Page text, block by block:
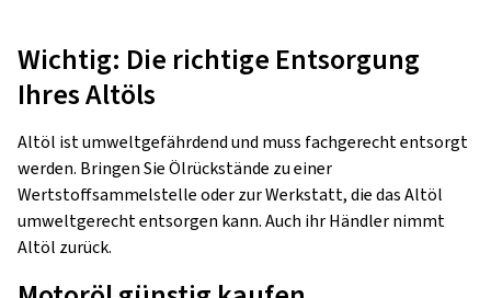
Wichtig: Die richtige Entsorgung
Ihres Altöls
Altöl ist umweltgefährdend und muss fachgerecht entsorgt
werden. Bringen Sie Ölrückstände zu einer
Wertstoffsammelstelle oder zur Werkstatt, die das Altöl
umweltgerecht entsorgen kann. Auch ihr Händler nimmt
Altöl zurück.